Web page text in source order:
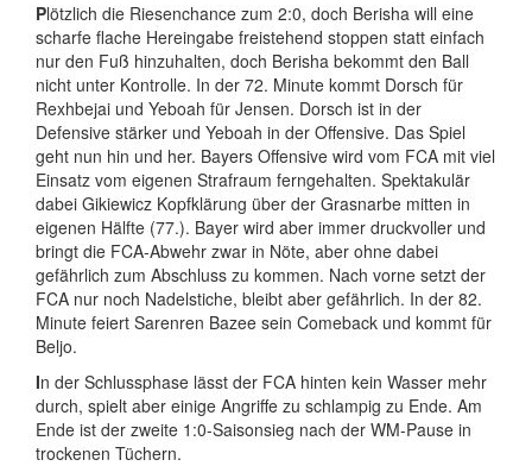
Plötzlich die Riesenchance zum 2:0, doch Berisha will eine
scharfe flache Hereingabe freistehend stoppen statt einfach
nur den Fuß hinzuhalten, doch Berisha bekommt den Ball
nicht unter Kontrolle. In der 72. Minute kommt Dorsch für
Rexhbejai und Yeboah für Jensen. Dorsch ist in der
Defensive stärker und Yeboah in der Offensive. Das Spiel
geht nun hin und her. Bayers Offensive wird vom FCA mit viel
Einsatz vom eigenen Strafraum ferngehalten. Spektakulär
dabei Gikiewicz Kopfklärung über der Grasnarbe mitten in
eigenen Hälfte (77.). Bayer wird aber immer druckvoller und
bringt die FCA-Abwehr zwar in Nöte, aber ohne dabei
gefährlich zum Abschluss zu kommen. Nach vorne setzt der
FCA nur noch Nadelstiche, bleibt aber gefährlich. In der 82.
Minute feiert Sarenren Bazee sein Comeback und kommt für
Beljo.
In der Schlussphase lässt der FCA hinten kein Wasser mehr
durch, spielt aber einige Angriffe zu schlampig zu Ende. Am
Ende ist der zweite 1:0-Saisonsieg nach der WM-Pause in
trockenen Tüchern.